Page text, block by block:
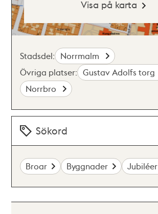
Visa på karta
Stadsdel: Norrmalm
Övriga platser: Gustav Adolfs torg
Norrbro
Sökord
Broar Byggnader Jubiléer